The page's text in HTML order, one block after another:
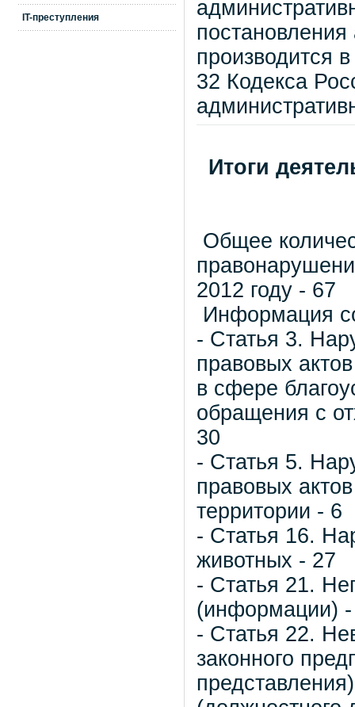
IT-преступления
производится
32 Кодекса
Итоги
Общее
2012 году - 67
Информация
- Статья 3.
правовых
в сфере
обращения с
30
- Статья 5.
правовых
территории - 6
- Статья 16.
животных - 27
- Статья 21.
(информации)
- Статья 22.
законного